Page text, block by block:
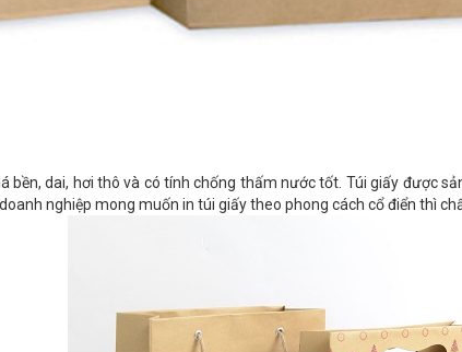
bền, dai, hơi thô và có tính chống thấm nước tốt. Túi giấy được
nghiệp mong muốn in túi giấy theo phong cách cổ điển thì